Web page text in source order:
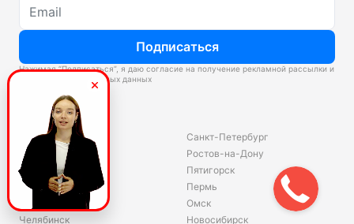
Подписаться
Нажимая “Подписаться”, я даю согласие на получение рекламной рассылки и
обработку персональных данных
Склады
Владивосток
Екатеринбург
Красноярск
Волгоград
Ярославль
Челябинск
Санкт-Петербург
Ростов-на-Дону
Пятигорск
Пермь
Омск
Новосибирск